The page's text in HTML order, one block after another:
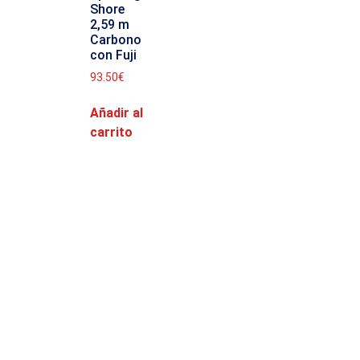
Shore
2,59 m
Carbono
con Fuji
93.50€
Añadir al
carrito